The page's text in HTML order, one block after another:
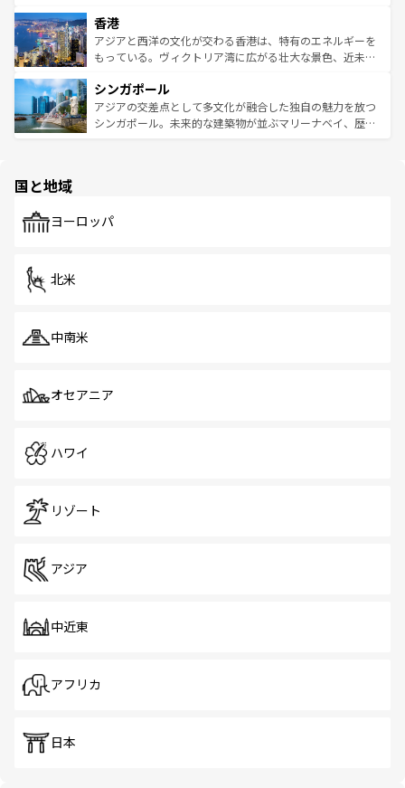
とつ。フォーやバインミー、ベトナムコーヒーなどは、ぜ
ひ現地で味わいたい。どの地域を訪れてもあたたかい人々
が旅行者を迎えてくれるので、きっと忘れられない旅にな
参照してほしい。
の活気が交差している。北部ではチェンマイなどの山岳地
帯で自然と触れ合い、南部ではプーケットやクラビの美し
いビーチでリゾート気分を楽しむことができる。タイ料理
激する。気候は一年中温暖で、どの季節にも異なる楽しみ
が待っている。親しみやすいタイの人々、仏教を中心とし
た文化、そして多様な観光資源が、訪れる旅人を魅了し続
香港
アジアと西洋の文化が交わる香港は、特有のエネルギーを
もっている。ヴィクトリア湾に広がる壮大な景色、近未来
み、どこを訪れても感動するはず。観光スポットが密集し
ており、効率よく見どころを回れるのも魅力。息をのむよ
うな絶景から文化的な体験まで、香港を存分に楽しみ尽く
シンガポール
アジアの交差点として多文化が融合した独自の魅力を放つ
シンガポール。未来的な建築物が並ぶマリーナベイ、歴史
で、ホーカーズは地元の風情を楽しめる外せないスポット
国と地域
ヨーロッパ
北米
中南米
オセアニア
ハワイ
リゾート
アジア
中近東
アフリカ
日本